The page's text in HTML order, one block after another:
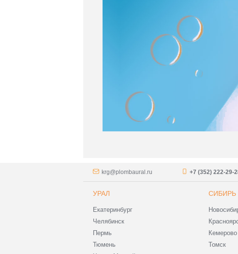
krg@plombaural.ru +7 (352) 222-29-
УРАЛ
Екатеринбург
Челябинск
Пермь
Тюмень
СИБИРЬ
Кемерово
Томск